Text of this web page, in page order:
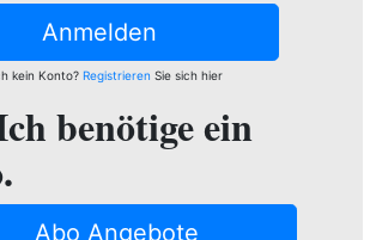
Anmelden
kein Konto? RegistrierenSie sich hier
benötige ein
Abo Angebote